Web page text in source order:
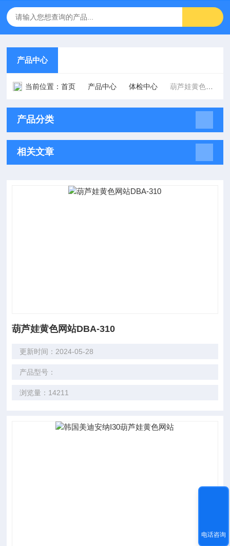
产品中心
当前位置：首页 产品中心 体检中心 葫芦娃黄色网站
产品分类
相关文章
葫芦娃黄色网站DBA-310
更新时间：2024-05-28
产品型号：
浏览量：14211
电话咨询